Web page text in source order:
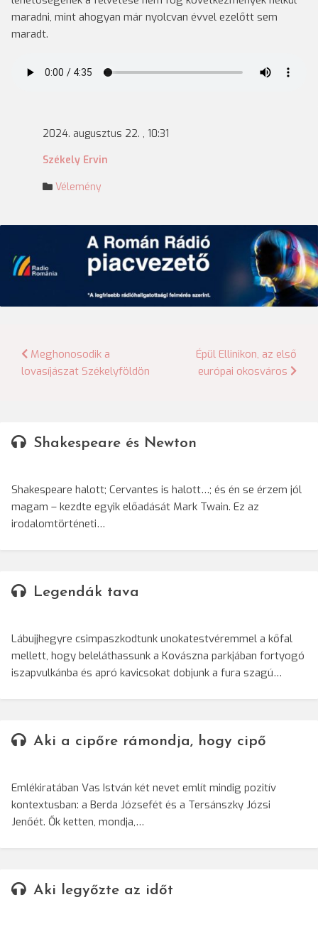
maradni, mint ahogyan már nyolcvan évvel ezelőtt sem
maradt.
2024. augusztus 22. , 10:31
Székely Ervin
Vélemény
Bejegyzés
navigáció
Meghonosodik a
lovasíjászat Székelyföldön
Épül Ellinikon, az első
európai okosváros
Shakespeare és Newton
Shakespeare halott; Cervantes is halott…; és én se érzem jól
magam – kezdte egyik előadását Mark Twain. Ez az
irodalomtörténeti…
Legendák tava
Lábujjhegyre csimpaszkodtunk unokatestvéremmel a kőfal
mellett, hogy beleláthassunk a Kovászna parkjában fortyogó
iszapvulkánba és apró kavicsokat dobjunk a fura szagú…
Aki a cipőre rámondja, hogy cipő
Emlékiratában Vas István két nevet említ mindig pozitív
kontextusban: a Berda Józsefét és a Tersánszky Józsi
Jenőét. Ők ketten, mondja,…
Aki legyőzte az időt